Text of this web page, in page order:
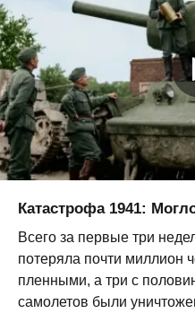
Катастрофа 1941:
Всего за первые три
потеряла почти миллион
пленными, а три с
самолетов были